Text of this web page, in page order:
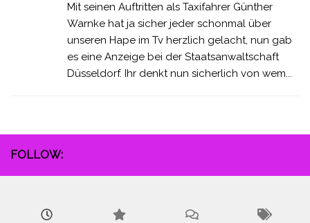
Mit seinen Auftritten als Taxifahrer Günther
Warnke hat ja sicher jeder schonmal über
unseren Hape im Tv herzlich gelacht, nun gab
es eine Anzeige bei der Staatsanwaltschaft
Düsseldorf. Ihr denkt nun sicherlich von wem...
FOLLOW: